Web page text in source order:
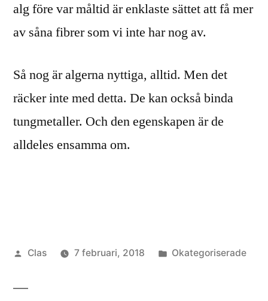
alg före var måltid är enklaste sättet att få mer
av såna fibrer som vi inte har nog av.
Så nog är algerna nyttiga, alltid. Men det
räcker inte med detta. De kan också binda
tungmetaller. Och den egenskapen är de
alldeles ensamma om.
Publicerat
Clas 7 februari, 2018
Publicerat
Okategoriserade